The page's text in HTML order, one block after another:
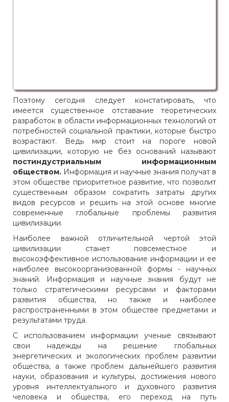
Поэтому сегодня следует констатировать, что
имеется существенное отставание теоретических
разработок в области информационных технологий от
потребностей социальной практики, которые быстро
возрастают. Ведь мир стоит на пороге новой
цивилизации, которую не без оснований называют
постиндустриальным информационным
обществом. Информация и научные знания получат в
этом обществе приоритетное развитие, что позволит
существенным образом сократить затраты других
видов ресурсов и решить на этой основе многие
современные глобальные проблемы развития
цивилизации.
Наиболее важной отличительной чертой этой
цивилизации станет повсеместное и
высокоэффективное использование информации и ее
наиболее высокоорганизованной формы - научных
знаний. Информация и научные знания будут не
только стратегическими ресурсами и факторами
развития общества, но также и наиболее
распространенными в этом обществе предметами и
результатами труда.
С использованием информации ученые связывают
свои надежды на решение глобальных
энергетических и экологических проблем развитии
общества, а также проблем дальнейшего развития
науки, образования и культуры, достижения нового
уровня интеллектуального и духовного развития
человека и общества, его переход на путь